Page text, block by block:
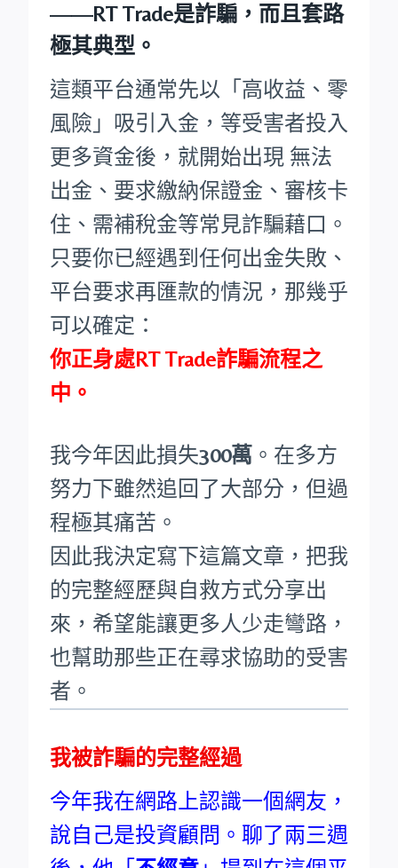
——RT Trade是詐騙，而且套路
極其典型。
這類平台通常先以「高收益、零
風險」吸引入金，等受害者投入
更多資金後，就開始出現 無法
出金、要求繳納保證金、審核卡
住、需補稅金等常見詐騙藉口。
只要你已經遇到任何出金失敗、
平台要求再匯款的情況，那幾乎
可以確定：
你正身處RT Trade詐騙流程之
中。
我今年因此損失300萬 。在多方
努力下雖然追回了大部分，但過
程極其痛苦。
因此我決定寫下這篇文章，把我
的完整經歷與自救方式分享出
來，希望能讓更多人少走彎路，
也幫助那些正在尋求協助的受害
者。
我被詐騙的完整經過
今年我在網路上認識一個網友，
說自己是投資顧問。聊了兩三週